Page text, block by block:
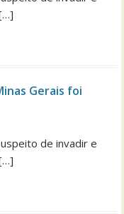
Gerais foi
de invadir e